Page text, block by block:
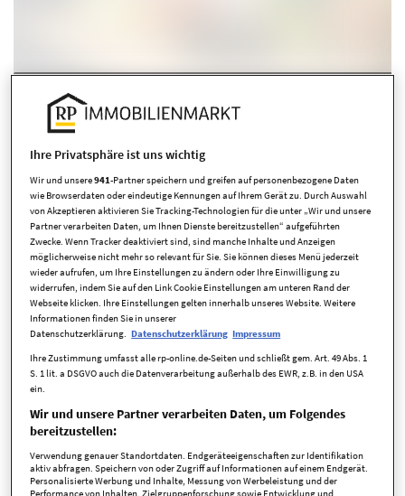
Eckdaten
Kaufpreis 375.000,00 EUR
Zimmer 5 Zimmer
verfügbar ab sofort
Anbieter-ID
Kosten
Ihre Privatsphäre ist uns wichtig
Wir und unsere941-Partner speichern und greifen auf personenbezogene Daten
wie Browserdaten oder eindeutige Kennungen auf Ihrem Gerät zu. Durch Auswahl
von Akzeptieren aktivieren Sie Tracking-Technologien für die unter „Wir und unsere
Partner verarbeiten Daten, um Ihnen Dienste bereitzustellen“ aufgeführten
Zwecke. Wenn Tracker deaktiviert sind, sind manche Inhalte und Anzeigen
möglicherweise nicht mehr so relevant für Sie. Sie können dieses Menü jederzeit
wieder aufrufen, um Ihre Einstellungen zu ändern oder Ihre Einwilligung zu
widerrufen, indem Sie auf den Link Cookie Einstellungen am unteren Rand der
Webseite klicken. Ihre Einstellungen gelten innerhalb unseres Website. Weitere
Informationen finden Sie in unserer
Datenschutzerklärung. Datenschutzerklärung Impressum
Ihre Zustimmung umfasst alle rp-online.de-Seiten und schließt gem. Art. 49 Abs. 1
S. 1 lit. a DSGVO auch die Datenverarbeitung außerhalb des EWR, z.B. in den USA
ein.
Wir und unsere Partner verarbeiten Daten, um Folgendes
bereitzustellen:
Verwendung genauer Standortdaten. Endgeräteeigenschaften zur Identifikation
aktiv abfragen. Speichern von oder Zugriff auf Informationen auf einem Endgerät.
Personalisierte Werbung und Inhalte, Messung von Werbeleistung und der
Performance von Inhalten, Zielgruppenforschung sowie Entwicklung und